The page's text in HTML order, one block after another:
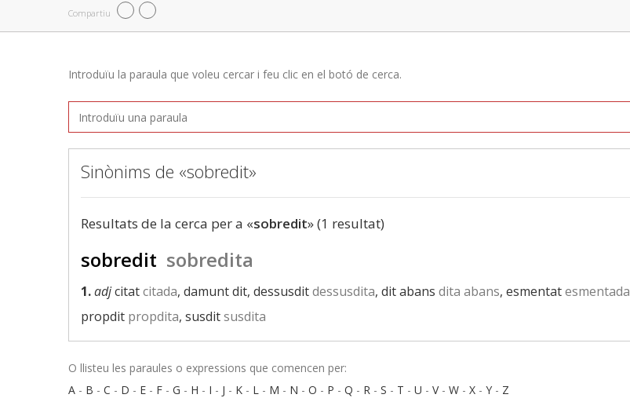
Compartiu
Introduïu la paraula que voleu cercar i feu clic en el botó de cerca.
Sinònims de «sobredit»
Resultats de la cerca per a «sobredit» (1 resultat)
sobredit sobredita
1.adjcitatcitada, damunt dit, dessusditdessusdita, dit abans dita abans, esmentatesmentada
propdit propdita, susditsusdita
O llisteu les paraules o expressions que comencen per:
A - B - C - D - E - F - G - H - I - J - K - L - M - N - O - P - Q - R - S - T - U - V- W - X - Y - Z